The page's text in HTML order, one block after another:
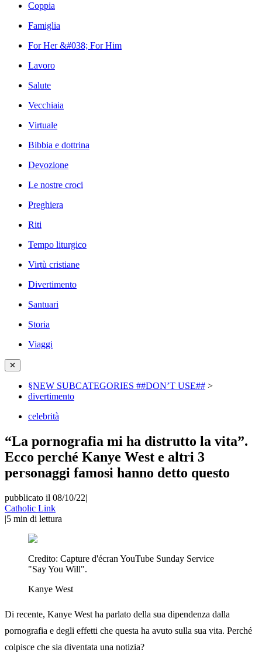
Coppia
Famiglia
For Her &#038; For Him
Lavoro
Salute
Vecchiaia
Virtuale
Bibbia e dottrina
Devozione
Le nostre croci
Preghiera
Riti
Tempo liturgico
Virtù cristiane
Divertimento
Santuari
Storia
Viaggi
✕
§NEW SUBCATEGORIES ##DON’T USE## >
divertimento
celebrità
“La pornografia mi ha distrutto la vita”.
Ecco perché Kanye West e altri 3
personaggi famosi hanno detto questo
pubblicato il 08/10/22|
Catholic Link
|5 min di lettura
Credito: Capture d'écran YouTube Sunday Service
"Say You Will".
Kanye West
Di recente, Kanye West ha parlato della sua dipendenza dalla
pornografia e degli effetti che questa ha avuto sulla sua vita. Perché
colpisce che sia diventata una notizia?